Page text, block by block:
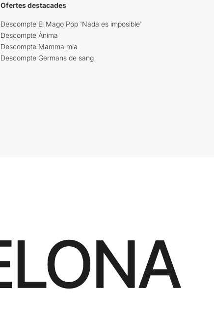
Ofertes destacades
Descompte El Mago Pop 'Nada es imposible'
Descompte Ànima
Descompte Mamma mia
Descompte Germans de sang